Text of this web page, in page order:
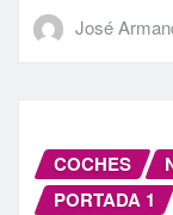
José
COCHES
PORTADA 1